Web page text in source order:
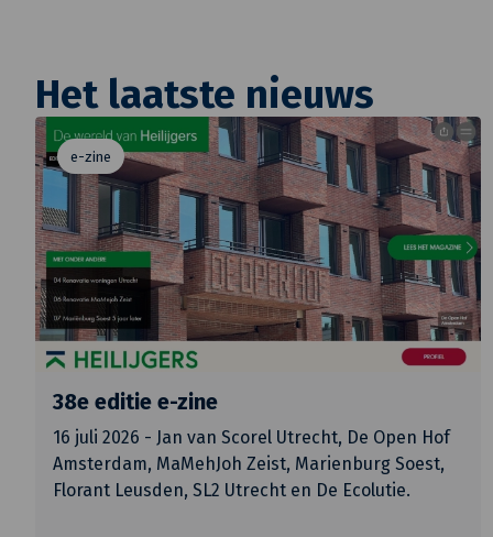
Het laatste nieuws
e-zine
38e editie e-zine
16 juli 2026 - Jan van Scorel Utrecht, De Open Hof
Amsterdam, MaMehJoh Zeist, Marienburg Soest,
Florant Leusden, SL2 Utrecht en De Ecolutie.